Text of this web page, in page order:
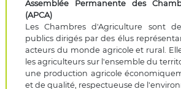
Assemblée Permanente des
(APCA)
Les Chambres d'Agriculture sont
publics dirigés par des élus
acteurs du monde agricole et rural.
les agriculteurs sur l'ensemble du
une production agricole
et de qualité, respectueuse de